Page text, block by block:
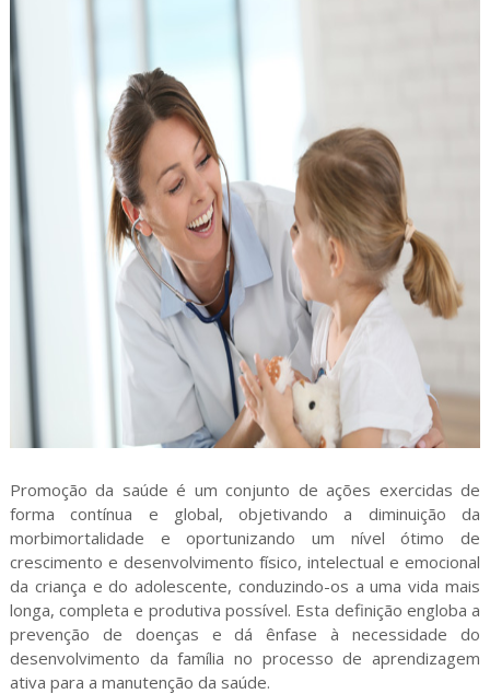
Promoção da saúde é um conjunto de ações exercidas de
forma contínua e global, objetivando a diminuição da
morbimortalidade e oportunizando um nível ótimo de
crescimento e desenvolvimento físico, intelectual e emocional
da criança e do adolescente, conduzindo-os a uma vida mais
longa, completa e produtiva possível. Esta definição engloba a
prevenção de doenças e dá ênfase à necessidade do
desenvolvimento da família no processo de aprendizagem
ativa para a manutenção da saúde.